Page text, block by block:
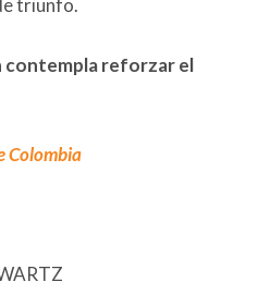
triunfo.
contempla reforzar el
Colombia